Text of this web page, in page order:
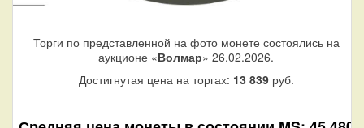
Торги по представленной на фото монете состоялись на
аукционе «Волмар» 26.02.2026.
Достигнутая цена на торгах: 13 839руб.